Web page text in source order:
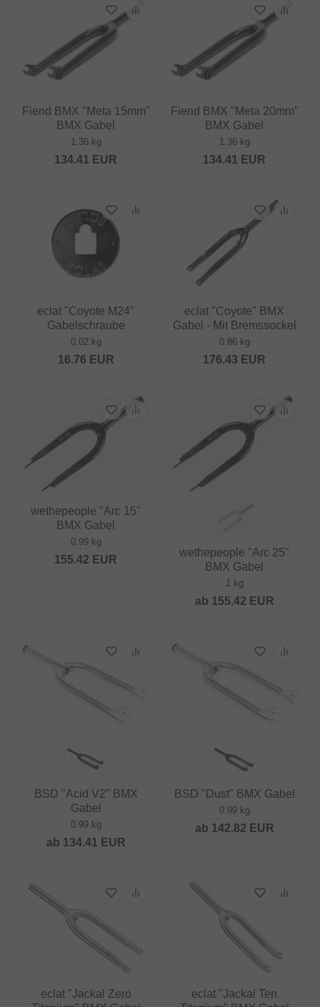
Fiend BMX "Meta 15mm"
BMX Gabel
1.36 kg
134.41 EUR
Fiend BMX "Meta 20mm"
BMX Gabel
1.36 kg
134.41 EUR
eclat "Coyote M24"
Gabelschraube
0.02 kg
16.76 EUR
eclat "Coyote" BMX
Gabel - Mit Bremssockel
0.86 kg
176.43 EUR
wethepeople "Arc 15"
BMX Gabel
0.99 kg
155.42 EUR
wethepeople "Arc 25"
BMX Gabel
1 kg
ab 155.42 EUR
BSD "Acid V2" BMX
Gabel
0.99 kg
ab 134.41 EUR
BSD "Dust" BMX Gabel
0.99 kg
ab 142.82 EUR
eclat "Jackal Zero
eclat "Jackal Ten